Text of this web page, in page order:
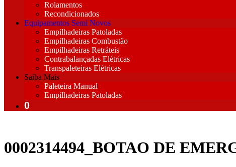
Rolamentos
Recondicionados
Equipamentos Semi Novos
Empilhadeiras Patoladas
Empilhadeiras Combustão
Empilhadeiras Retráteis
Contrabalançadas Elétricas
Transpaleteiras Elétricas
Saiba Mais
Paleteira Manual
Empilhadeiras Patoladas
0002314494_BOTAO DE